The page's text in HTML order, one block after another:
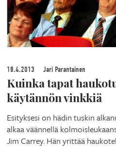
18.4.2013 Jari Parantainen
Kuinka tapat
käytännön vinkkiä
Esityksesi on hädin tuskin
alkaa väännellä
Jim Carrey. Hän yrittää